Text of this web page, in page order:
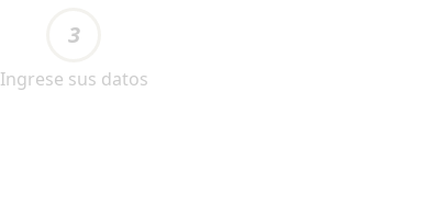
3
Ingrese sus datos